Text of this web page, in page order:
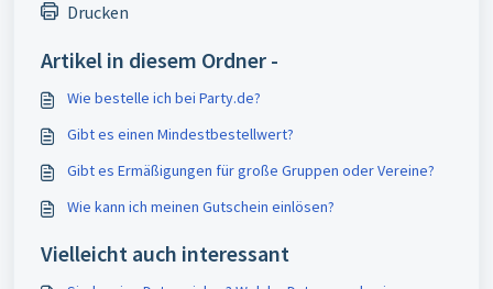
Drucken
Artikel in diesem Ordner -
Wie bestelle ich bei Party.de?
Gibt es einen Mindestbestellwert?
Gibt es Ermäßigungen für große Gruppen oder Vereine?
Wie kann ich meinen Gutschein einlösen?
Vielleicht auch interessant